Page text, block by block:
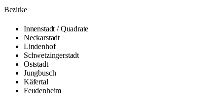
Bezirke
Innenstadt / Quadrate
Neckarstadt
Lindenhof
Schwetzingerstadt
Oststadt
Jungbusch
Käfertal
Feudenheim